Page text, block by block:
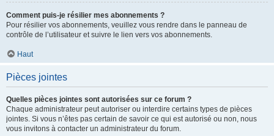
Comment puis-je résilier mes abonnements ?
Pour résilier vos abonnements, veuillez vous rendre dans le panneau de
contrôle de l’utilisateur et suivre le lien vers vos abonnements.
Haut
Pièces jointes
Quelles pièces jointes sont autorisées sur ce forum ?
Chaque administrateur peut autoriser ou interdire certains types de pièces
jointes. Si vous n’êtes pas certain de savoir ce qui est autorisé ou non, nous
vous invitons à contacter un administrateur du forum.